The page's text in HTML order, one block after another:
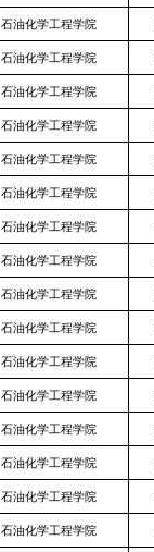
石油化学工程学院
石油化学工程学院
石油化学工程学院
石油化学工程学院
石油化学工程学院
石油化学工程学院
石油化学工程学院
石油化学工程学院
石油化学工程学院
石油化学工程学院
石油化学工程学院
石油化学工程学院
石油化学工程学院
石油化学工程学院
石油化学工程学院
石油化学工程学院